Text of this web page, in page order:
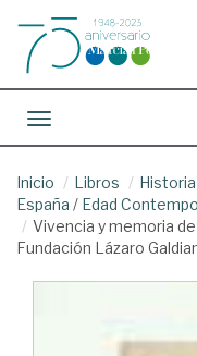
Toggle navigation
Inicio Libros
España / Edad
Vivencia y memoria
Fundación Lázaro